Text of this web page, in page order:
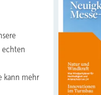
echten
kann mehr